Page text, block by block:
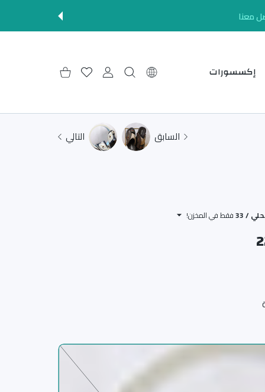
معنا
إكسسورات إعدادات حساب المستخدم
قائمة الرغباتعربة التسوق
السابق التالي
فقط في المخزن!